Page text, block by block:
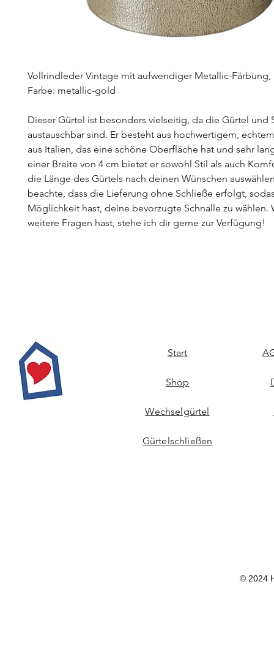
Vollrindleder Vintage mit aufwendiger Metallic-Färbung,
Farbe: metallic-gold
Dieser Gürtel ist besonders vielseitig, da die Gürtel und
austauschbar sind. Er besteht aus hochwertigem,
aus Italien, das eine schöne Oberfläche hat und sehr
einer Breite von 4 cm bietet er sowohl Stil als auch
die Länge des Gürtels nach deinen Wünschen
beachte, dass die Lieferung ohne Schließe erfolgt,
Möglichkeit hast, deine bevorzugte Schnalle zu wählen.
weitere Fragen hast, stehe ich dir gerne zur Verfügung!
Start
Shop
Wechselgürtel
Gürtelschließen
© 2024